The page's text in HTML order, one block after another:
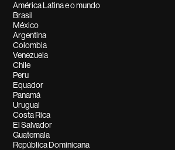
América Latina e o mundo
Brasil
México
Argentina
Colombia
Venezuela
Chile
Peru
Equador
Panamá
Uruguai
Costa Rica
El Salvador
Guatemala
República Dominicana